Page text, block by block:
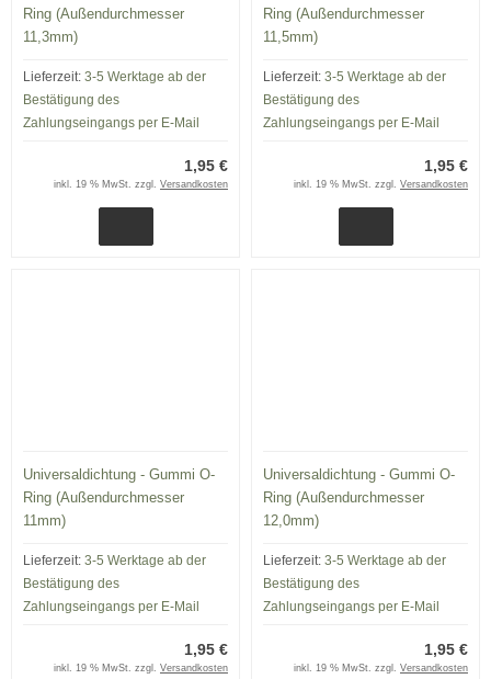
Ring (Außendurchmesser
11,3mm)
Lieferzeit: 3-5 Werktage ab der
Bestätigung des
Zahlungseingangs per E-Mail
1,95 €
inkl. 19 % MwSt. zzgl. Versandkosten
Ring (Außendurchmesser
11,5mm)
Lieferzeit: 3-5 Werktage ab der
Bestätigung des
Zahlungseingangs per E-Mail
1,95 €
inkl. 19 % MwSt. zzgl. Versandkosten
Universaldichtung - Gummi O-
Ring (Außendurchmesser
11mm)
Lieferzeit: 3-5 Werktage ab der
Bestätigung des
Zahlungseingangs per E-Mail
1,95 €
inkl. 19 % MwSt. zzgl. Versandkosten
Universaldichtung - Gummi O-
Ring (Außendurchmesser
12,0mm)
Lieferzeit: 3-5 Werktage ab der
Bestätigung des
Zahlungseingangs per E-Mail
1,95 €
inkl. 19 % MwSt. zzgl. Versandkosten